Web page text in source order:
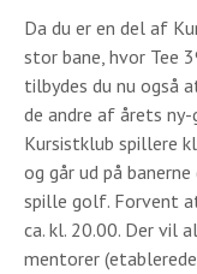
Da du er en del af
stor bane, hvor Tee
tilbydes du nu også
de andre af årets
Kursistklub spillere
og går ud på
spille golf. Forvent
ca. kl. 20.00. Der
mentorer